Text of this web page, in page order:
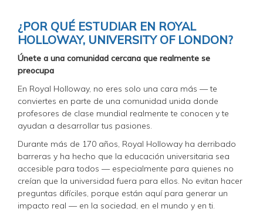
¿POR QUÉ ESTUDIAR EN ROYAL
HOLLOWAY, UNIVERSITY OF LONDON?
Únete a una comunidad cercana que realmente se
preocupa
En Royal Holloway, no eres solo una cara más — te
conviertes en parte de una comunidad unida donde
profesores de clase mundial realmente te conocen y te
ayudan a desarrollar tus pasiones.
Durante más de 170 años, Royal Holloway ha derribado
barreras y ha hecho que la educación universitaria sea
accesible para todos — especialmente para quienes no
creían que la universidad fuera para ellos. No evitan hacer
preguntas difíciles, porque están aquí para generar un
impacto real — en la sociedad, en el mundo y en ti.